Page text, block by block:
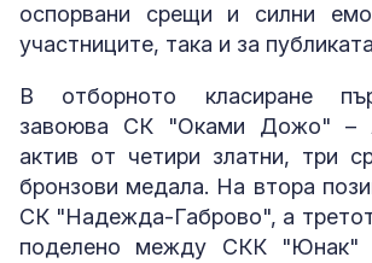
оспорвани срещи и силни
участниците, така и за
В отборното класиране
завоюва СК "Оками Дожо" –
актив от четири златни, три
бронзови медала. На втора
СК "Надежда-Габрово", а
поделено между СКК